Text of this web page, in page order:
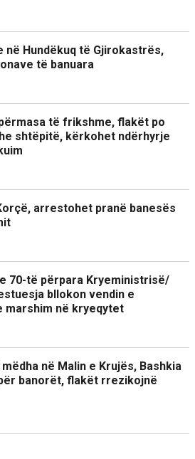
në Hundëkuq të Gjirokastrës,
të banuara
të frikshme, flakët po
shtëpitë, kërkohet ndërhyrje
arrestohet pranë banesës
70-të përpara Kryeministrisë/
bllokon vendin e
marshim në kryeqytet
në Malin e Krujës, Bashkia
banorët, flakët rrezikojnë